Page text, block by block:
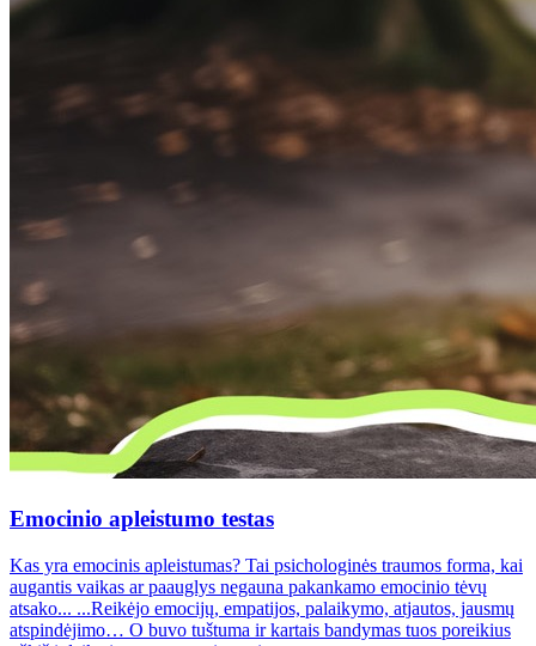
Emocinio apleistumo testas
Kas yra emocinis apleistumas? Tai psichologinės traumos forma, kai
augantis vaikas ar paauglys negauna pakankamo emocinio tėvų
atsako... ...Reikėjo emocijų, empatijos, palaikymo, atjautos, jausmų
atspindėjimo… O buvo tuštuma ir kartais bandymas tuos poreikius